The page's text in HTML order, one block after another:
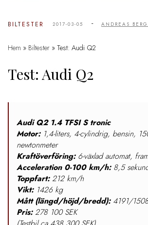
BILTESTER 2017-03-05 - ANDREAS
Hem » Biltester » Test: Audi Q2
Test: Audi Q2
Audi Q2 1.4 TFSI S tronic
Motor:1,4-liters, 4-cylindrig, bensin,
newtonmeter
Kraftöverföring:6-växlad automat,
Acceleration 0-100 km/h:8,5
Toppfart:212 km/h
Vikt: 1426 kg
Mått (längd/höjd/bredd): 4191/
Pris:278 100 SEK